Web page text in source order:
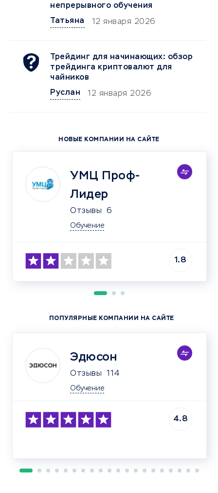
непрерывного обучения
Татьяна
12 января 2026
Трейдинг для начинающих: обзор
трейдинга криптовалют для
чайников
Руслан
12 января 2026
НОВЫЕ КОМПАНИИ НА САЙТЕ
УМЦ Проф-
Лидер
Отзывы 6
Обучение
1.8
ПОПУЛЯРНЫЕ КОМПАНИИ НА САЙТЕ
Эдюсон
Отзывы 114
Обучение
4.8